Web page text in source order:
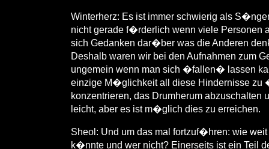
Winterherz: Es ist immer schwierig als
nicht gerade f�rderlich wenn viele Personen
sich Gedanken dar�ber was die Anderen
Deshalb waren wir bei den Aufnahmen zum
ungemein wenn man sich �fallen� lassen
einzige M�glichkeit all diese Hindernisse zu
konzentrieren, das Drumherum
leicht, aber es ist m�glich dies zu erreichen.
Sheol: Und um das mal fortzuf�hren: wie
k�nnte und wer nicht? Einerseits ist ein Teil